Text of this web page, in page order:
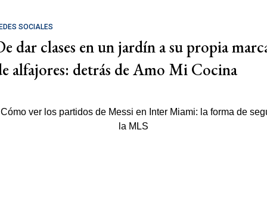
SOCIALES
dar clases en un jardín a su propia
alfajores: detrás de Amo Mi Cocina